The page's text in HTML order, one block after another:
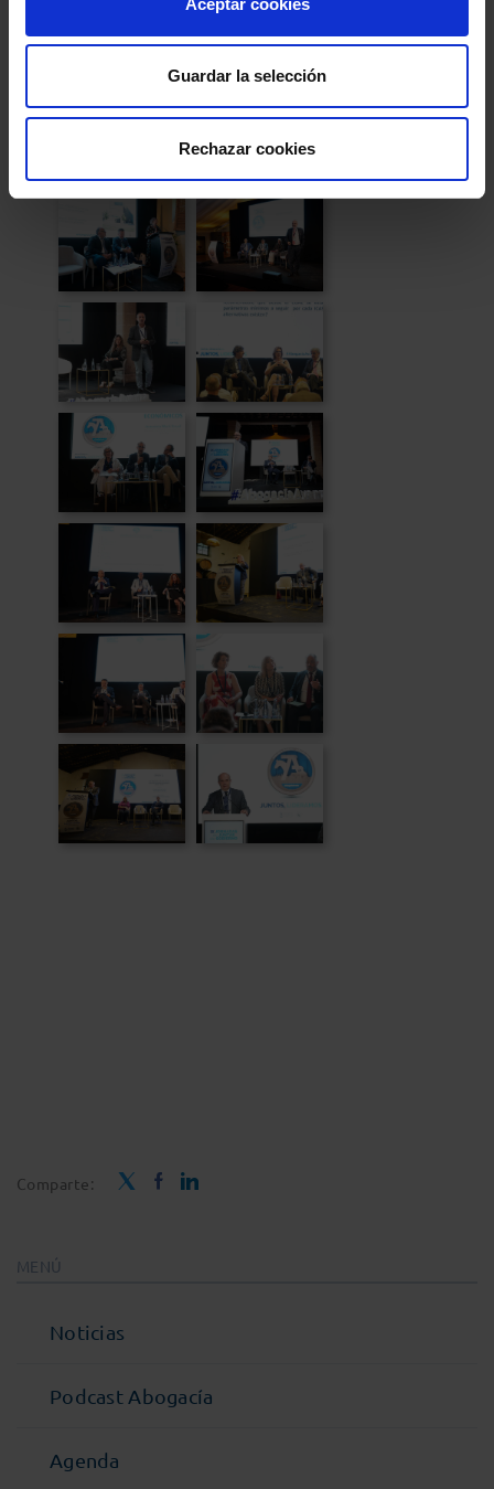
Guardar la selección
Rechazar cookies
todos los abogados y abogadas en el ejercicio
profesional. El acto concluyó
con una declaración
institucionalcon un claro mensaje de unidad para
Comparte:
MENÚ
Noticias
Podcast Abogacía
Agenda